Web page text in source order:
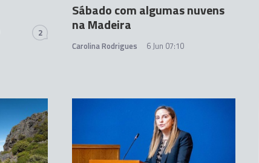
2
Sábado com algumas nuvens
na Madeira
Carolina Rodrigues 6 Jun 07:10